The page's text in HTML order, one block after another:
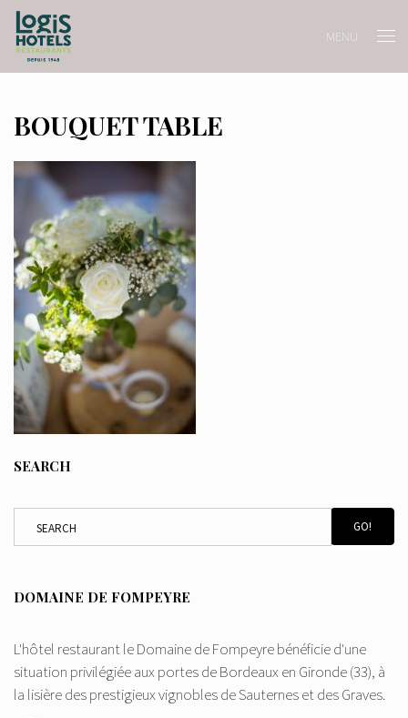
MENU
BOUQUET TABLE
SEARCH
GO!
DOMAINE DE FOMPEYRE
L'hôtel restaurant le Domaine de Fompeyre bénéficie d'une
situation privilégiée aux portes de Bordeaux en Gironde (33), à
la lisière des prestigieux vignobles de Sauternes et des Graves.